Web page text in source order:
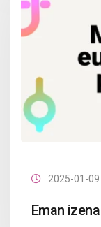
2025-01-09
Eman